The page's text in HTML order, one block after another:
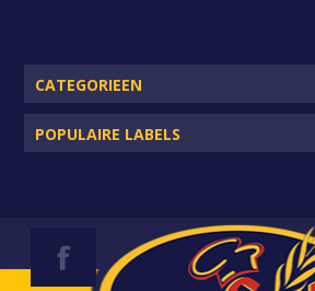
CATEGORIEEN
POPULAIRE LABELS